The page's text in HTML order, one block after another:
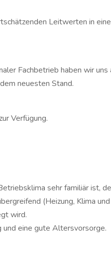
Leitwerten in
Fachbetrieb haben wir uns
neuesten Stand.
Verfügung.
sehr familiär ist,
(Heizung, Klima und
wird.
eine gute Altersvorsorge.